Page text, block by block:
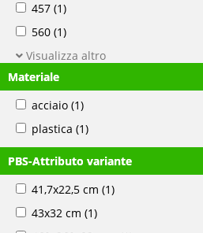
457 (1)
560 (1)
Visualizza altro
Materiale
acciaio (1)
plastica (1)
PBS-Attributo variante
41,7x22,5 cm (1)
43x32 cm (1)